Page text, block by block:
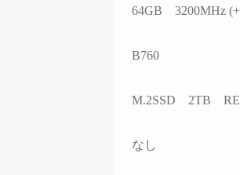
64GB 3200MHz
B760
M.2SSD 2TB
なし